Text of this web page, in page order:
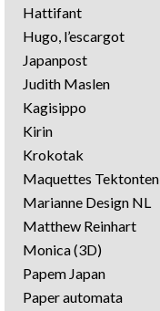
Hattifant
Hugo, l’escargot
Japanpost
Judith Maslen
Kagisippo
Kirin
Krokotak
Maquettes Tektonten
Marianne Design NL
Matthew Reinhart
Monica (3D)
Papem Japan
Paper automata